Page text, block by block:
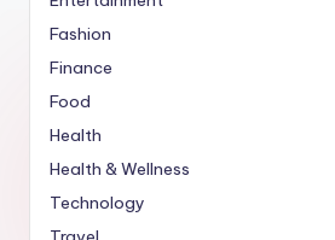
Fashion
Finance
Food
Health
Health & Wellness
Technology